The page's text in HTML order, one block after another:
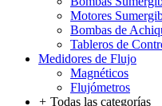
Motores
Bombas de
Tableros de
Medidores de Flujo
Magnéticos
Flujómetros
+ Todas las categorías